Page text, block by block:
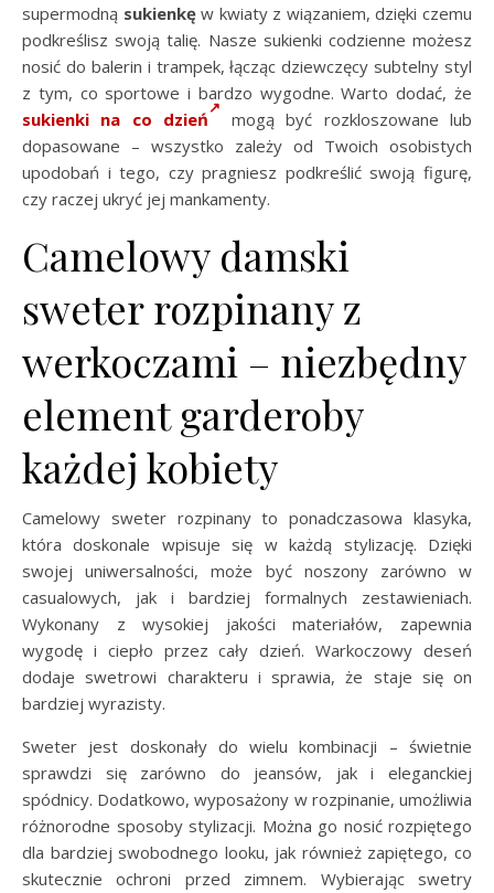
supermodną sukienkęw kwiaty z wiązaniem, dzięki czemu
podkreślisz swoją talię. Nasze sukienki codzienne możesz
nosić do balerin i trampek, łącząc dziewczęcy subtelny styl
z tym, co sportowe i bardzo wygodne. Warto dodać, że
sukienki na co dzień
mogą być rozkloszowane lub
dopasowane – wszystko zależy od Twoich osobistych
upodobań i tego, czy pragniesz podkreślić swoją figurę,
czy raczej ukryć jej mankamenty.
Camelowy damski
sweter rozpinany z
werkoczami – niezbędny
element garderoby
każdej kobiety
Camelowy sweter rozpinany to ponadczasowa klasyka,
która doskonale wpisuje się w każdą stylizację. Dzięki
swojej uniwersalności, może być noszony zarówno w
casualowych, jak i bardziej formalnych zestawieniach.
Wykonany z wysokiej jakości materiałów, zapewnia
wygodę i ciepło przez cały dzień. Warkoczowy deseń
dodaje swetrowi charakteru i sprawia, że staje się on
bardziej wyrazisty.
Sweter jest doskonały do wielu kombinacji – świetnie
sprawdzi się zarówno do jeansów, jak i eleganckiej
spódnicy. Dodatkowo, wyposażony w rozpinanie, umożliwia
różnorodne sposoby stylizacji. Można go nosić rozpiętego
dla bardziej swobodnego looku, jak również zapiętego, co
skutecznie ochroni przed zimnem. Wybierając swetry